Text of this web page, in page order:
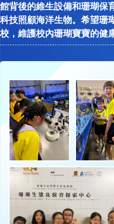
館背後的維生設備和珊瑚保
科技照顧海洋生物。希望珊
校，維護校內珊瑚寶寶的健